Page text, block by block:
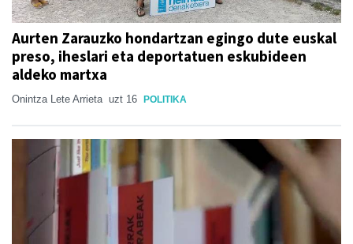
Aurten Zarauzko hondartzan egingo dute euskal
preso, iheslari eta deportatuen eskubideen
aldeko martxa
Onintza Lete Arrieta uzt 16 POLITIKA